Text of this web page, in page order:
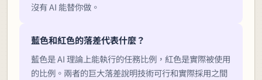
沒有 AI 能替你做。
藍色和紅色的落差代表什麼？
藍色是 AI 理論上能執行的任務比例，紅色是實際被使用
的比例。兩者的巨大落差說明技術可行和實際採用之間